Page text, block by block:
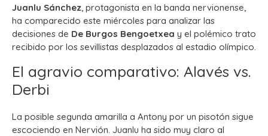
Juanlu Sánchez, protagonista en la banda nervionense,
ha comparecido este miércoles para analizar las
decisiones de De Burgos Bengoetxea y el polémico trato
recibido por los sevillistas desplazados al estadio olímpico.
El agravio comparativo: Alavés vs.
Derbi
La posible segunda amarilla a Antony por un pisotón sigue
escociendo en Nervión. Juanlu ha sido muy claro al